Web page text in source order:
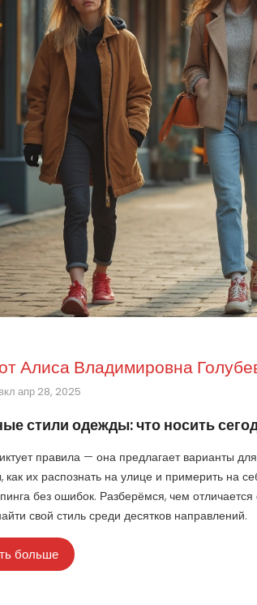
отАлиса Владимировна
вкл апр 28, 2025
стили одежды: что носить
правила — она предлагает варианты
как их распознать на улице и примерить на
без ошибок. Разберёмся, чем
свой стиль среди десятков направлений.
больше